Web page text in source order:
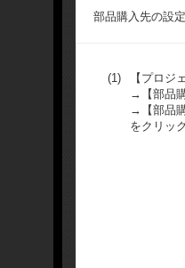
部品購入先の設
(1)
【プロジ
→【部品
→【部品
をクリッ